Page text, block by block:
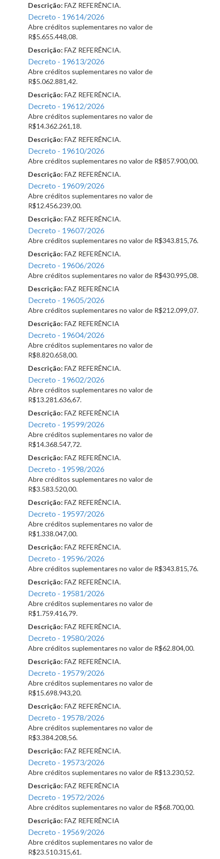
Descrição: FAZ REFERÊNCIA.
Decreto - 19614/2026
Abre créditos suplementares no valor de
R$5.655.448,08.
Descrição: FAZ REFERÊNCIA.
Decreto - 19613/2026
Abre créditos suplementares no valor de
R$5.062.881,42.
Descrição: FAZ REFERÊNCIA.
Decreto - 19612/2026
Abre créditos suplementares no valor de
R$14.362.261,18.
Descrição: FAZ REFERÊNCIA.
Decreto - 19610/2026
Abre créditos suplementares no valor de R$857.900,00.
Descrição: FAZ REFERÊNCIA.
Decreto - 19609/2026
Abre créditos suplementares no valor de
R$12.456.239,00.
Descrição: FAZ REFERÊNCIA.
Decreto - 19607/2026
Abre créditos suplementares no valor de R$343.815,76.
Descrição: FAZ REFERÊNCIA.
Decreto - 19606/2026
Abre créditos suplementares no valor de R$430.995,08.
Descrição: FAZ REFERÊNCIA
Decreto - 19605/2026
Abre créditos suplementares no valor de R$212.099,07.
Descrição: FAZ REFERÊNCIA
Decreto - 19604/2026
Abre créditos suplementares no valor de
R$8.820.658,00.
Descrição: FAZ REFERÊNCIA.
Decreto - 19602/2026
Abre créditos suplementares no valor de
R$13.281.636,67.
Descrição: FAZ REFERÊNCIA
Decreto - 19599/2026
Abre créditos suplementares no valor de
R$14.368.547,72.
Descrição: FAZ REFERÊNCIA.
Decreto - 19598/2026
Abre créditos suplementares no valor de
R$3.583.520,00.
Descrição: FAZ REFERÊNCIA.
Decreto - 19597/2026
Abre créditos suplementares no valor de
R$1.338.047,00.
Descrição: FAZ REFERÊNCIA.
Decreto - 19596/2026
Abre créditos suplementares no valor de R$343.815,76.
Descrição: FAZ REFERÊNCIA.
Decreto - 19581/2026
Abre créditos suplementares no valor de
R$1.759.416,79.
Descrição: FAZ REFERÊNCIA.
Decreto - 19580/2026
Abre créditos suplementares no valor de R$62.804,00.
Descrição: FAZ REFERÊNCIA.
Decreto - 19579/2026
Abre créditos suplementares no valor de
R$15.698.943,20.
Descrição: FAZ REFERÊNCIA.
Decreto - 19578/2026
Abre créditos suplementares no valor de
R$3.384.208,56.
Descrição: FAZ REFERÊNCIA.
Decreto - 19573/2026
Abre créditos suplementares no valor de R$13.230,52.
Descrição: FAZ REFERÊNCIA
Decreto - 19572/2026
Abre créditos suplementares no valor de R$68.700,00.
Descrição: FAZ REFERÊNCIA
Decreto - 19569/2026
Abre créditos suplementares no valor de
R$23.510.315,61.